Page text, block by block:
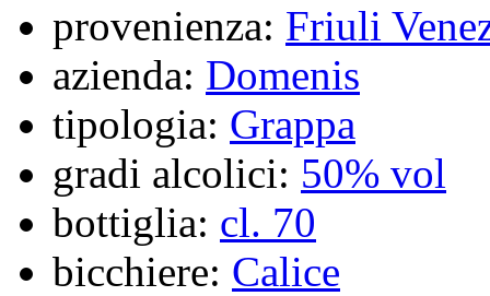
provenienza: Friuli
azienda: Domenis
tipologia: Grappa
gradi alcolici: 50% vol
bottiglia: cl. 70
bicchiere: Calice